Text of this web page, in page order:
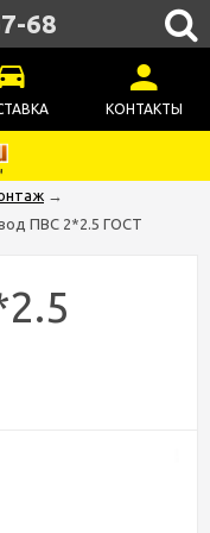
КОНТАКТЫ
68
→
ПВС 2*2.5 ГОСТ